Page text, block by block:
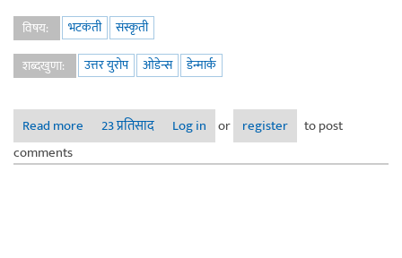
विषय: भटकंती
संस्कृती
शब्दखुणा:
उत्तर युरोप ओडेन्स डेन्मार्क
Read more about उत्तर युरोप : भटकंती जेव्हा सरप्राइजेस देते (भाग १)
23 प्रतिसाद Log in or register
to post
comments